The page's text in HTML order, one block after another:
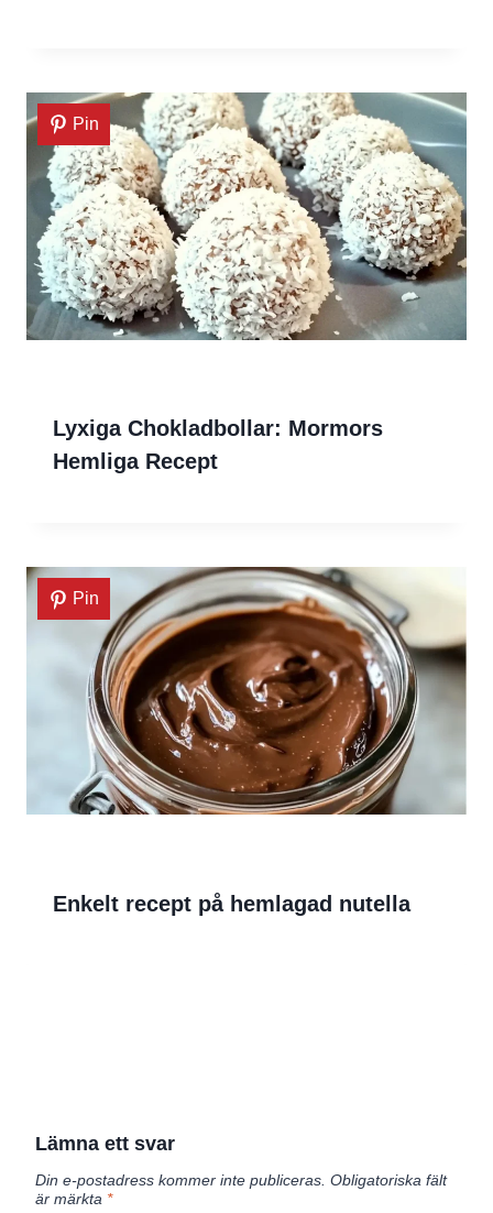
Pin
Lyxiga Chokladbollar: Mormors
Hemliga Recept
Pin
Enkelt recept på hemlagad nutella
Lämna ett svar
Din e-postadress kommer inte publiceras. Obligatoriska fält
är märkta *